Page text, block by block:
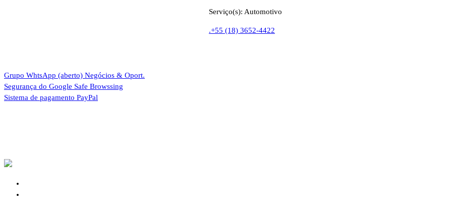
Serviço(s): Automotivo
.+55 (18) 3652-4422
Grupo WhtsApp (aberto) Negócios & Oport.
Segurança do Google Safe Browssing
Sistema de pagamento PayPal